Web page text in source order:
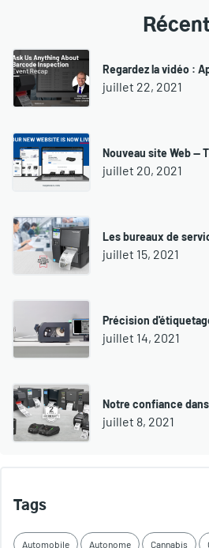
Récent
Regardez la vidéo :
juillet 22, 2021
Nouveau site Web —
juillet 20, 2021
Les bureaux de
juillet 15, 2021
Précision
juillet 14, 2021
Notre confiance
juillet 8, 2021
Tags
Automobile Autonome Cannabis